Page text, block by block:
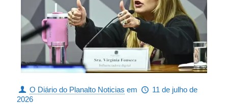
O Diário do Planalto Noticias em
11 de julho de
2026